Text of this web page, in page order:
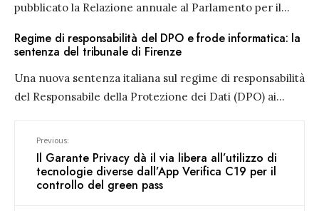
pubblicato la Relazione annuale al Parlamento per il...
Regime di responsabilità del DPO e frode informatica: la
sentenza del tribunale di Firenze
Una nuova sentenza italiana sul regime di responsabilità
del Responsabile della Protezione dei Dati (DPO) ai...
Previous:
Il Garante Privacy dà il via libera all’utilizzo di
tecnologie diverse dall’App Verifica C19 per il
controllo del green pass